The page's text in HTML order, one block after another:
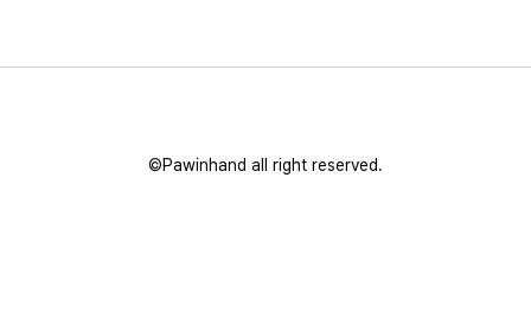
©Pawinhand all right reserved.